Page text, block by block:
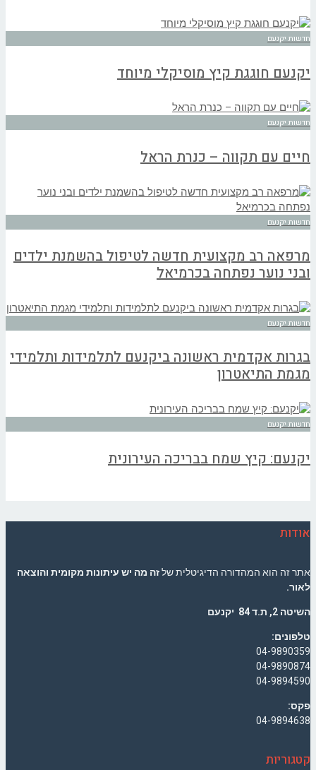
חדשות יקנעם
יקנעם חוגגת קיץ מוסיקלי מיוחד
חדשות יקנעם
חיים עם תקווה – כנרת הראל
חדשות יקנעם
מרפאה רב מקצועית חדשה לטיפול בהשמנת ילדים
ובני נוער נפתחה בכרמיאל
חדשות יקנעם
בגרות אקדמית ראשונה ביקנעם לתלמידות ותלמידי
מגמת התיאטרון
חדשות יקנעם
יקנעם: קיץ שמח בבריכה העירונית
אודות
אתר זה הוא המהדורה הדיגיטלית שלזה מה יש עיתונות מקומית והוצאה
לאור.
השיטה 2, ת.ד 84 יקנעם
טלפונים:
04-9890359
04-9890874
04-9894590
פקס:
04-9894638
קטגוריות